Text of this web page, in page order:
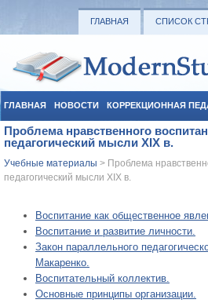
ГЛАВНАЯ СПИСОК
ГЛАВНАЯ НОВОСТИ КОРРЕКЦИОННАЯ
СОЦИАЛЬНАЯ ПЕДАГОГИКА УЧЕБНЫЕ
Проблема нравственного
педагогический мысли XIX в.
Учебные материалы > Проблема
педагогический мысли XIX в.
Воспитание как общественное
Воспитание и развитие личности.
Закон параллельного
Макаренко.
Воспитательный коллектив.
Основные принципы организации.